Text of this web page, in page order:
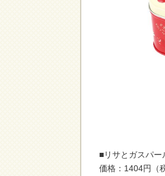
■リサとガスパー
価格：1404円（